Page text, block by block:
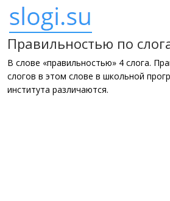
Правильностью по
В слове «правильностью» 4 слога.
слогов в этом слове в школьной
института различаются.